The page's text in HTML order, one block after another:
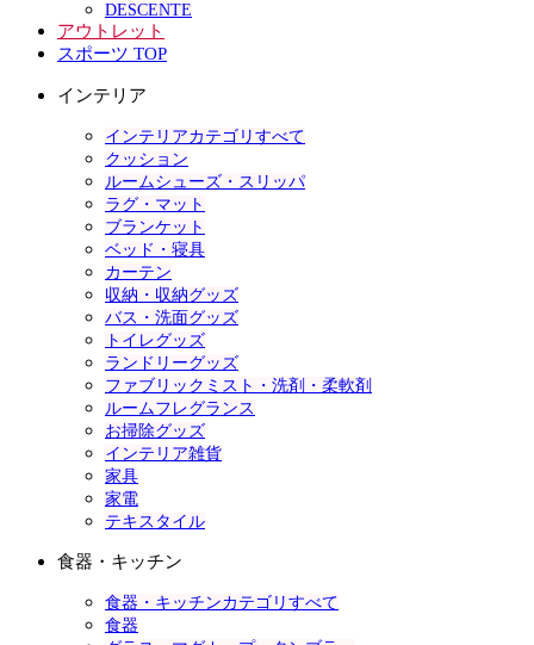
DESCENTE
アウトレット
スポーツ TOP
インテリア
インテリアカテゴリすべて
クッション
ルームシューズ・スリッパ
ラグ・マット
ブランケット
ベッド・寝具
カーテン
収納・収納グッズ
バス・洗面グッズ
トイレグッズ
ランドリーグッズ
ファブリックミスト・洗剤・柔軟剤
ルームフレグランス
お掃除グッズ
インテリア雑貨
家具
家電
テキスタイル
食器・キッチン
食器・キッチンカテゴリすべて
食器